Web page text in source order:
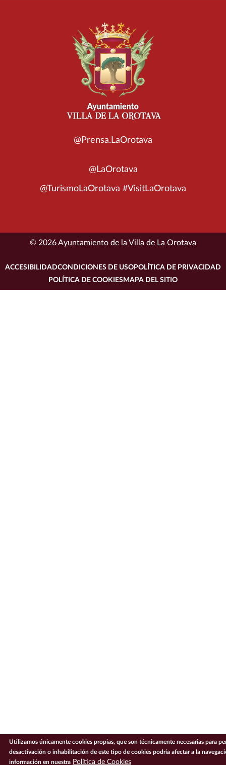
@Prensa.LaOrotava
@LaOrotava
@TurismoLaOrotava #VisitLaOrotava
© 2026 Ayuntamiento de la Villa de La Orotava
ACCESIBILIDADCONDICIONES DE USO POLÍTICA DE PRIVACIDAD
POLÍTICA DE COOKIESMAPA DEL SITIO
Utilizamos únicamente cookies propias, que son técnicamente necesarias para
desactivación o inhabilitación de este tipo de cookies podría afectar a la
información en nuestra Política de Cookies